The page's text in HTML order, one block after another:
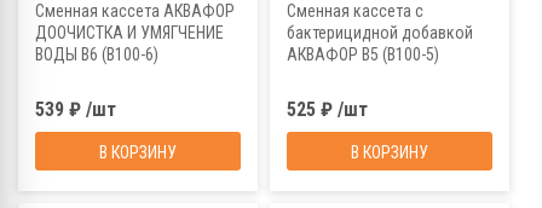
Сменная кассета АКВАФОР
ДООЧИСТКА И УМЯГЧЕНИЕ
ВОДЫ В6 (В100-6)
539 ₽ /шт
В КОРЗИНУ
Сменная кассета с
бактерицидной добавкой
АКВАФОР В5 (В100-5)
525 ₽ /шт
В КОРЗИНУ